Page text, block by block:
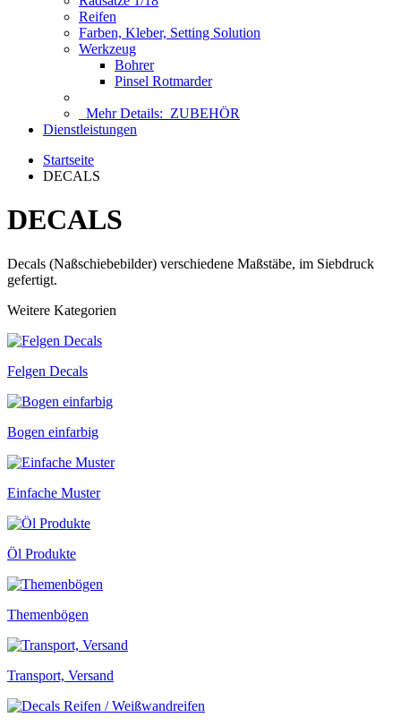
Reifen
Farben, Kleber, Setting Solution
Werkzeug
Bohrer
Pinsel Rotmarder
Mehr Details: ZUBEHÖR
Dienstleistungen
Startseite
DECALS
DECALS
Decals (Naßschiebebilder) verschiedene Maßstäbe, im Siebdruck
gefertigt.
Weitere Kategorien
Felgen Decals
Bogen einfarbig
Einfache Muster
Öl Produkte
Themenbögen
Transport, Versand